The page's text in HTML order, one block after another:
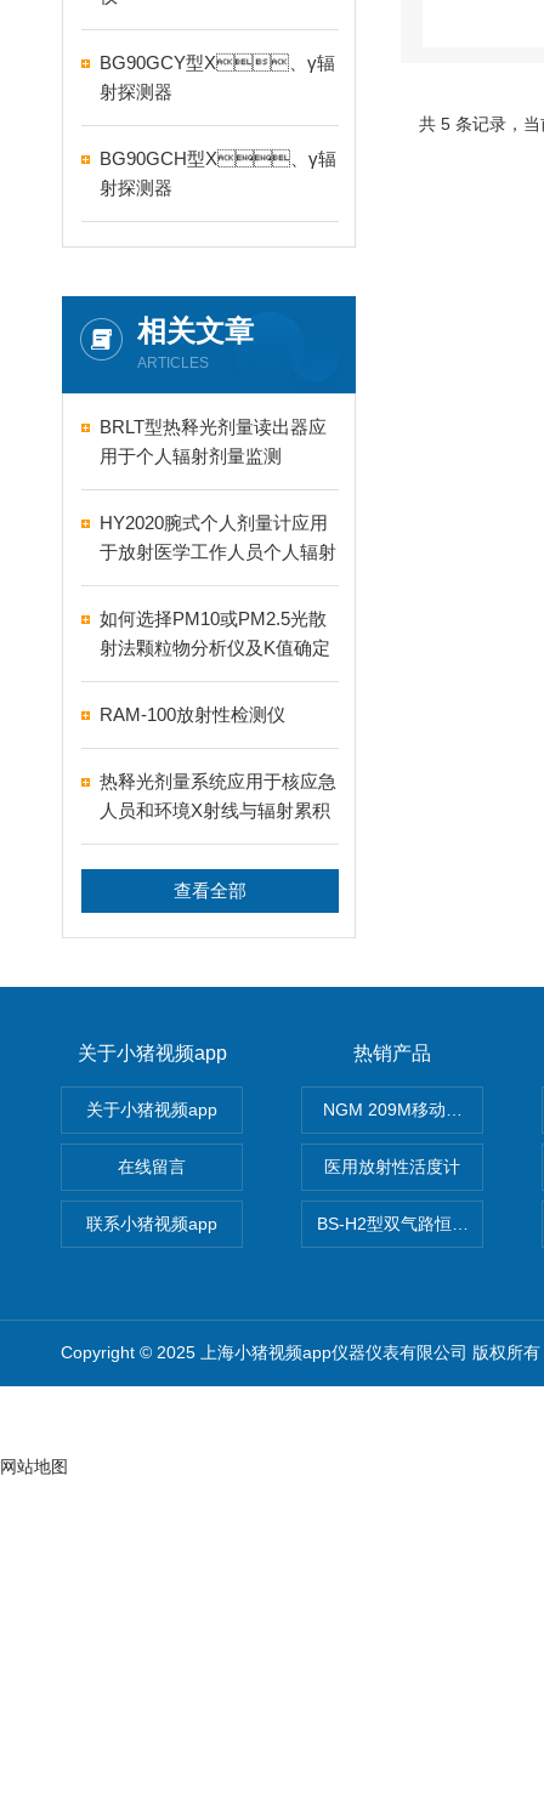
BG90GCY型X、γ辐
射探测器
BG90GCH型X、γ辐
射探测器
相关文章
ARTICLES
BRLT型热释光剂量读出器应
用于个人辐射剂量监测
HY2020腕式个人剂量计应用
于放射医学工作人员个人辐射
防护
如何选择PM10或PM2.5光散
射法颗粒物分析仪及K值确定
RAM-100放射性检测仪
热释光剂量系统应用于核应急
人员和环境X射线与辐射累积
剂量的测量和读取
查看全部
共 5 条记录
关于小猪视频app
关于小猪视频app
在线留言
联系小猪视频app
热销产品
NGM 209M移动式惰性气体
医用放射性活度计
BS-H2型双气路恒流大气采样
Copyright © 2025 上海小猪视频app仪器仪表有限公司 版权所有
网站地图